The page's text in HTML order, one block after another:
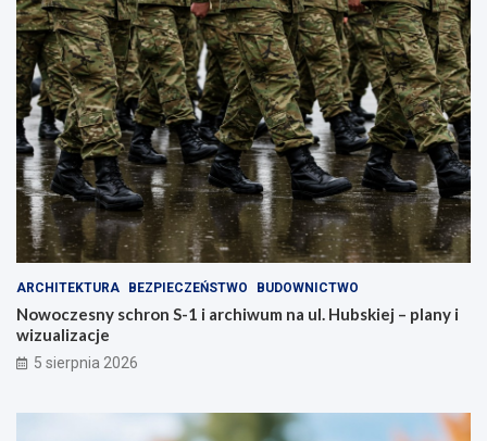
ARCHITEKTURA BEZPIECZEŃSTWO BUDOWNICTWO
Nowoczesny schron S-1 i archiwum na ul. Hubskiej – plany i
wizualizacje
5 sierpnia 2026